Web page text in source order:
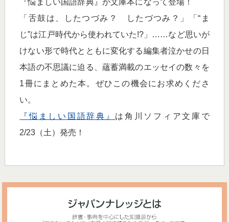
『悩ましい国語辞典』が文庫本になって登場！
「舌鼓は、したつづみ？ したづつみ？」「“ま
じ”は江戸時代から使われていた!?」……など思いが
けない形で時代とともに変化する編集者泣かせの日
本語の不思議に迫る、蘊蓄満載のエッセイの数々を
1冊にまとめた本。ぜひこの機会にお求めくださ
い。
『悩ましい国語辞典』 は角川ソフィア文庫で
2/23（土）発売！